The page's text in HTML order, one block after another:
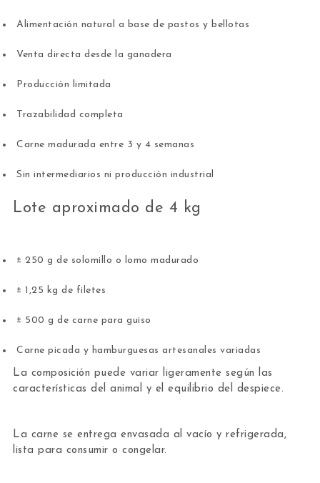
Alimentación natural a base de pastos y bellotas
Venta directa desde la ganadera
Producción limitada
Trazabilidad completa
Carne madurada entre 3 y 4 semanas
Sin intermediarios ni producción industrial
Lote aproximado de 4 kg
± 250 g de solomillo o lomo madurado
± 1,25 kg de filetes
± 500 g de carne para guiso
Carne picada y hamburguesas artesanales variadas
La composición puede variar ligeramente según las
características del animal y el equilibrio del despiece.
La carne se entrega envasada al vacío y refrigerada,
lista para consumir o congelar.